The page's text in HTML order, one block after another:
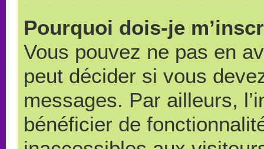
Pourquoi dois-je
Vous pouvez ne pas en
peut décider si vous
messages. Par ailleurs,
bénéficier de